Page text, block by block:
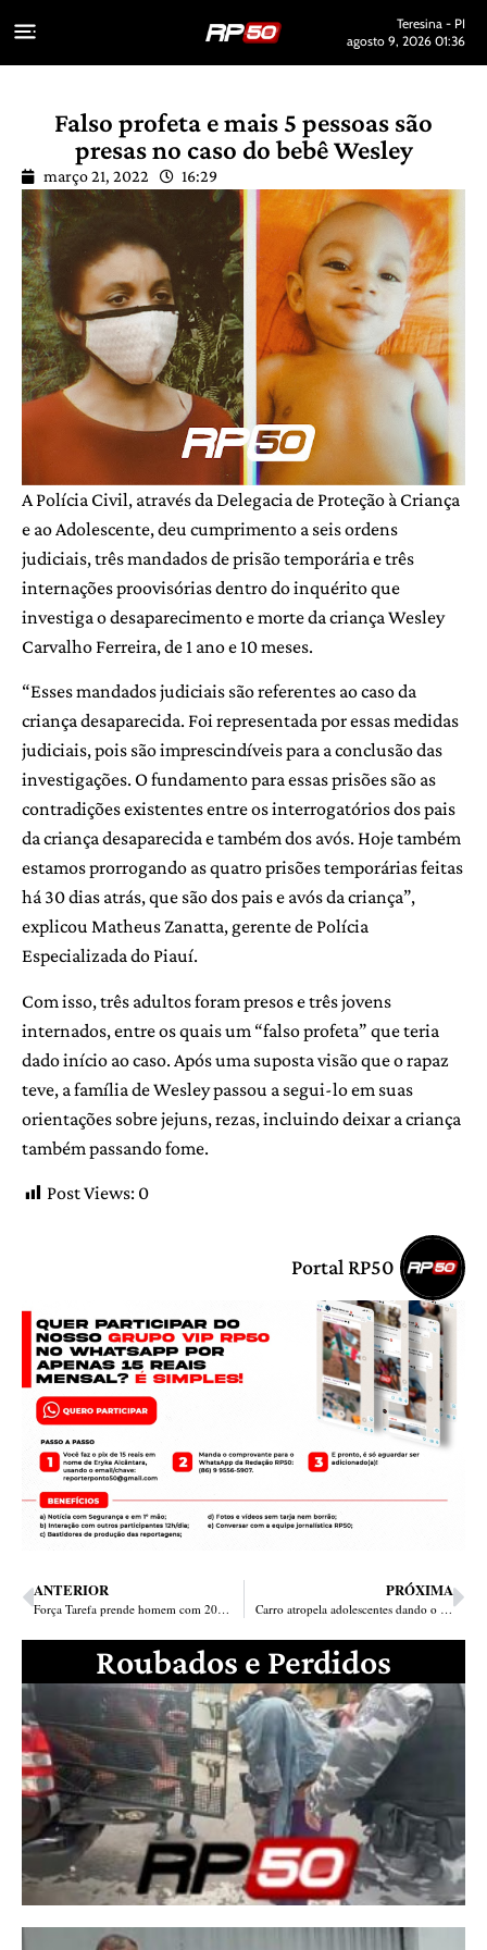
Teresina - PI
agosto 9, 2026 01:36
Falso profeta e mais 5 pessoas são
presas no caso do bebê Wesley
março 21, 2022 16:29
A Polícia Civil, através da Delegacia de Proteção à Criança
e ao Adolescente, deu cumprimento a seis ordens
judiciais, três mandados de prisão temporária e três
internações proovisórias dentro do inquérito que
investiga o desaparecimento e morte da criança Wesley
Carvalho Ferreira, de 1 ano e 10 meses.
“Esses mandados judiciais são referentes ao caso da
criança desaparecida. Foi representada por essas medidas
judiciais, pois são imprescindíveis para a conclusão das
investigações. O fundamento para essas prisões são as
contradições existentes entre os interrogatórios dos pais
da criança desaparecida e também dos avós. Hoje também
estamos prorrogando as quatro prisões temporárias feitas
há 30 dias atrás, que são dos pais e avós da criança”,
explicou Matheus Zanatta, gerente de Polícia
Especializada do Piauí.
Com isso, três adultos foram presos e três jovens
internados, entre os quais um “falso profeta” que teria
dado início ao caso. Após uma suposta visão que o rapaz
teve, a família de Wesley passou a segui-lo em suas
orientações sobre jejuns, rezas, incluindo deixar a criança
também passando fome.
Post Views: 0
Portal RP50
ANTERIOR
Força Tarefa prende homem com 20kg de maconha enterrados no quintal de casa
PRÓXIMA
Carro atropela adolescentes dando o “Grau” na Alameda Parnaíba em Teresina
Roubados e Perdidos